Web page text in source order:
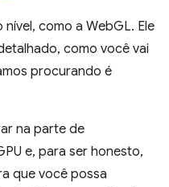
nível, como a WebGL. Ele
como você vai
procurando é
na parte de
e, para ser honesto,
que você possa